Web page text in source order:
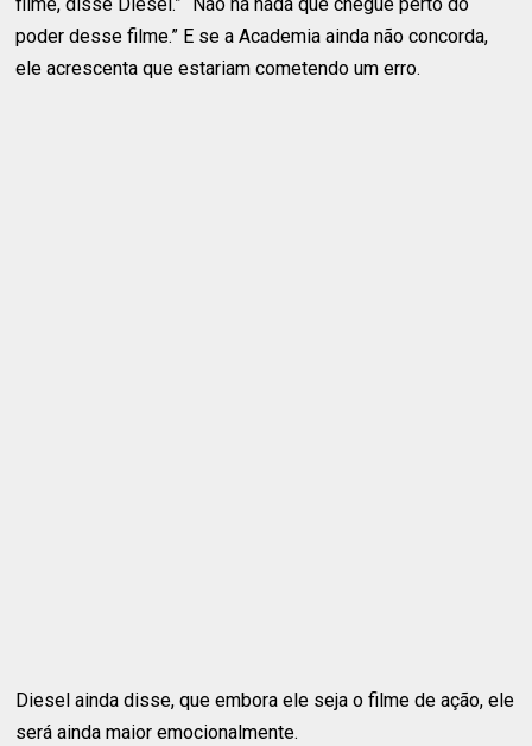
filme, ​​disse Diesel.” “Não há nada que chegue perto do
poder desse filme.” E se a Academia ainda não concorda,
ele acrescenta que estariam cometendo um erro.
Diesel ainda disse, que embora ele seja o filme de ação, ele
será ainda maior emocionalmente.